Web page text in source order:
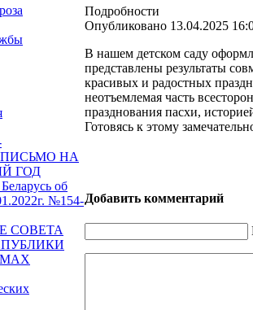
НА
ГОД
об
№154-
СОВЕТА
Подробности
Опубликовано 13.04.2025
В нашем детском саду
представлены результаты
красивых и радостных
неотъемлемая часть
празднования пасхи,
Готовясь к этому
Добавить комментарий